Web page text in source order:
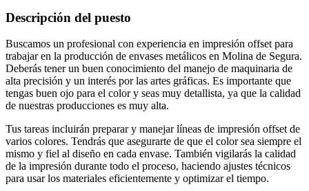
Descripción del puesto
Buscamos un profesional con experiencia en impresión offset para
trabajar en la producción de envases metálicos en Molina de Segura.
Deberás tener un buen conocimiento del manejo de maquinaria de
alta precisión y un interés por las artes gráficas. Es importante que
tengas buen ojo para el color y seas muy detallista, ya que la calidad
de nuestras producciones es muy alta.
Tus tareas incluirán preparar y manejar líneas de impresión offset de
varios colores. Tendrás que asegurarte de que el color sea siempre el
mismo y fiel al diseño en cada envase. También vigilarás la calidad
de la impresión durante todo el proceso, haciendo ajustes técnicos
para usar los materiales eficientemente y optimizar el tiempo.